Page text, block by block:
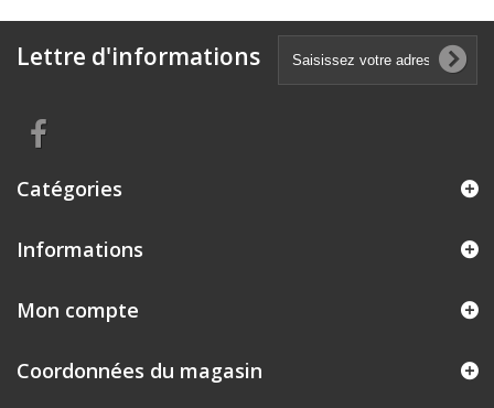
Lettre d'informations
Catégories
Informations
Mon compte
Coordonnées du magasin